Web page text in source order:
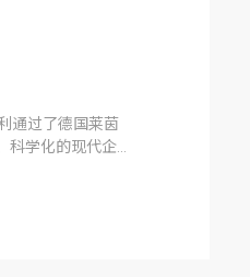
通过了德国莱茵
学化的现代企业